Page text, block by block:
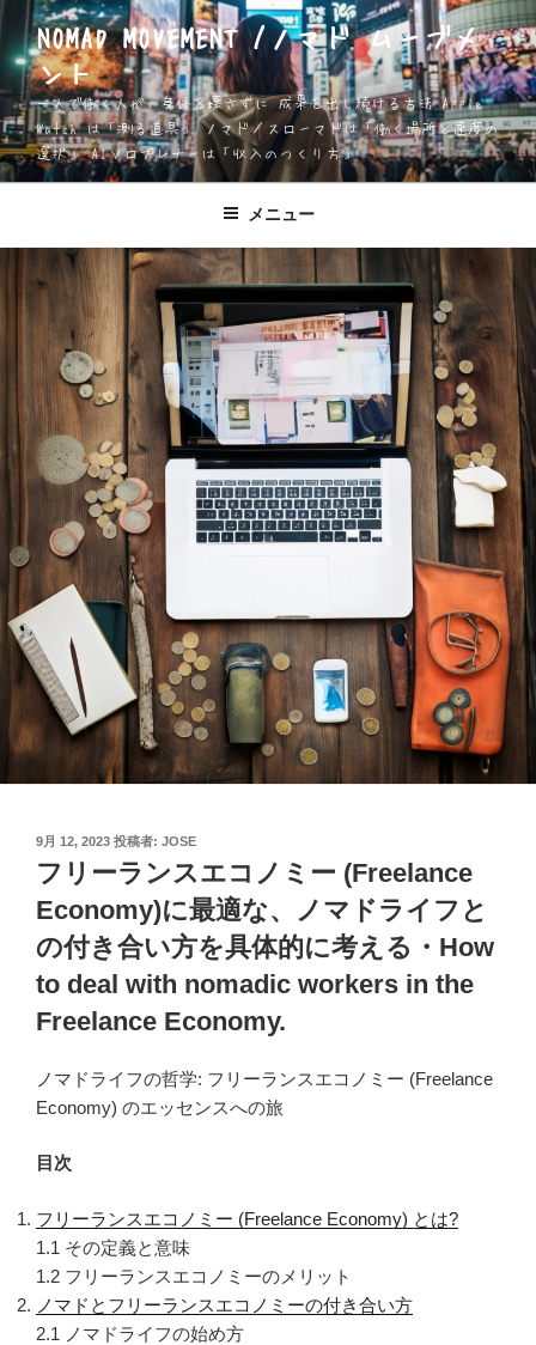
ン
テ
ン
ツ
へ
ス
NOMAD MOVEMENT /ノマド ムーブメ
ント
一人で働く人が、身体を壊さずに 成果を出し続ける方法 Apple
Watch は「測る道具」 ノマド／スローマドは「働く場所と速度の
選択」 AIソロプレナーは「収入のつくり方」
メニュー
投
稿
日:
9月 12, 2023 投稿者: JOSE
フリーランスエコノミー (Freelance
Economy)に最適な、ノマドライフと
の付き合い方を具体的に考える・How
to deal with nomadic workers in the
Freelance Economy.
ノマドライフの哲学: フリーランスエコノミー (Freelance
Economy) のエッセンスへの旅
目次
フリーランスエコノミー (Freelance Economy) とは?
1.1 その定義と意味
1.2 フリーランスエコノミーのメリット
ノマドとフリーランスエコノミーの付き合い方
2.1 ノマドライフの始め方